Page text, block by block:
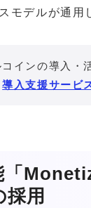
モデルが通用
インの導入・
導入支援サービ
「
採用